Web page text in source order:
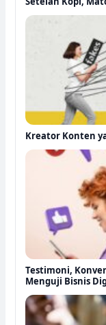
Kreator Konten
Testimoni,
Menguji Bisnis